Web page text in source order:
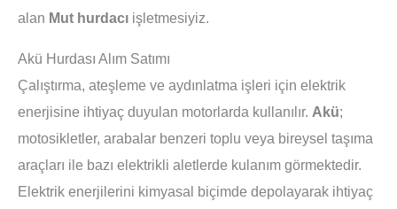
alan Mut hurdacı işletmesiyiz.
Akü Hurdası Alım Satımı
Çalıştırma, ateşleme ve aydınlatma işleri için elektrik
enerjisine ihtiyaç duyulan motorlarda kullanılır. Akü;
motosikletler, arabalar benzeri toplu veya bireysel taşıma
araçları ile bazı elektrikli aletlerde kulanım görmektedir.
Elektrik enerjilerini kimyasal biçimde depolayarak ihtiyaç